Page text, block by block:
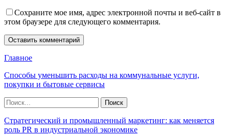
Сохраните мое имя, адрес электронной почты и веб-сайт в
этом браузере для следующего комментария.
Главное
Способы уменьшить расходы на коммунальные услуги,
покупки и бытовые сервисы
Стратегический и промышленный маркетинг: как меняется
роль PR в индустриальной экономике